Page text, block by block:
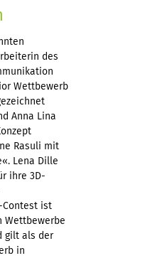
des
Wettbewerb
Anna Lina
Rasuli mit
Lena Dille
ihre 3D-
Contest ist
Wettbewerbe
gilt als der
in